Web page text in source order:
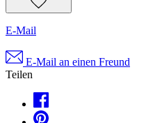
E-Mail
E-Mail an einen Freund
Teilen